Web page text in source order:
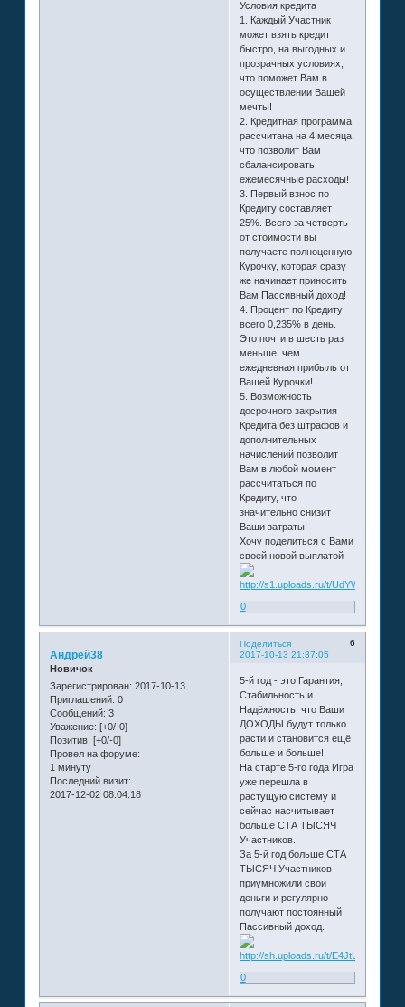
Условия кредита
1. Каждый Участник
может взять кредит
быстро, на выгодных и
прозрачных условиях,
что поможет Вам в
осуществлении Вашей
мечты!
2. Кредитная программа
рассчитана на 4 месяца,
что позволит Вам
сбалансировать
ежемесячные расходы!
3. Первый взнос по
Кредиту составляет
25%. Всего за четверть
от стоимости вы
получаете полноценную
Курочку, которая сразу
же начинает приносить
Вам Пассивный доход!
4. Процент по Кредиту
всего 0,235% в день.
Это почти в шесть раз
меньше, чем
ежедневная прибыль от
Вашей Курочки!
5. Возможность
досрочного закрытия
Кредита без штрафов и
дополнительных
начислений позволит
Вам в любой момент
рассчитаться по
Кредиту, что
значительно снизит
Ваши затраты!
Хочу поделиться с Вами
своей новой выплатой
0
Поделиться
6
2017-10-13 21:37:05
Андрей38
Новичок
Зарегистрирован: 2017-10-13
Приглашений: 0
Сообщений: 3
Уважение: [+0/-0]
Позитив: [+0/-0]
Провел на форуме:
1 минуту
Последний визит:
2017-12-02 08:04:18
5-й год - это Гарантия,
Стабильность и
Надёжность, что Ваши
ДОХОДЫ будут только
расти и становится ещё
больше и больше!
На старте 5-го года Игра
уже перешла в
растущую систему и
сейчас насчитывает
больше СТА ТЫСЯЧ
Участников.
За 5-й год больше СТА
ТЫСЯЧ Участников
приумножили свои
деньги и регулярно
получают постоянный
Пассивный доход.
0